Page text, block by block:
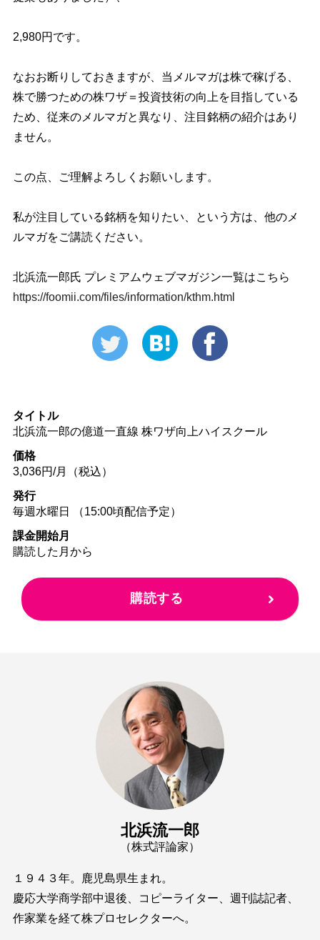
2,980円です。
なおお断りしておきますが、当メルマガは株で稼げる、
株で勝つための株ワザ＝投資技術の向上を目指している
ため、従来のメルマガと異なり、注目銘柄の紹介はあり
ません。
この点、ご理解よろしくお願いします。
私が注目している銘柄を知りたい、という方は、他のメ
ルマガをご講読ください。
北浜流一郎氏 プレミアムウェブマガジン一覧はこちら
https://foomii.com/files/information/kthm.html
タイトル
北浜流一郎の億道一直線 株ワザ向上ハイスクール
価格
3,036円/月（税込）
発行
毎週水曜日 （15:00頃配信予定）
課金開始月
購読した月から
購読する
北浜流一郎
（株式評論家）
１９４３年。鹿児島県生まれ。
慶応大学商学部中退後、コピーライター、週刊誌記者、
作家業を経て株プロセレクターへ。